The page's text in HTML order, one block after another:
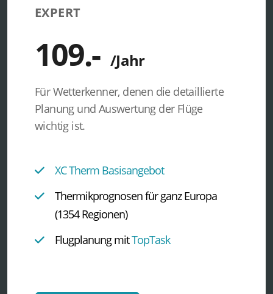
EXPERT
Für Wetterkenner, denen die detaillierte
Planung und Auswertung der Flüge
wichtig ist.
XC Therm Basisangebot
Thermikprognosen für ganz Europa
(1354 Regionen)
Flugplanung mitTopTask